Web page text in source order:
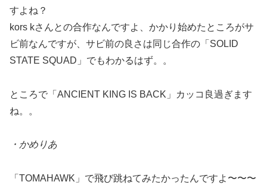
すよね？
kors kさんとの合作なんですよ、かかり始めたところがサ
ビ前なんですが、サビ前の良さは同じ合作の「SOLID
STATE SQUAD」でもわかるはず。。
ところで「ANCIENT KING IS BACK」カッコ良過ぎます
ね。。
・かめりあ
「TOMAHAWK」で飛び跳ねてみたかったんですよ〜〜〜